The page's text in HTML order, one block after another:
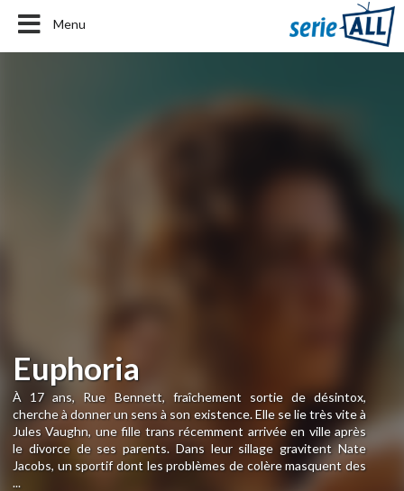
Menu
Euphoria
À 17 ans, Rue Bennett, fraîchement sortie de désintox,
cherche à donner un sens à son existence. Elle se lie très vite à
Jules Vaughn, une fille trans récemment arrivée en ville après
le divorce de ses parents. Dans leur sillage gravitent Nate
Jacobs, un sportif dont les problèmes de colère masquent des
...